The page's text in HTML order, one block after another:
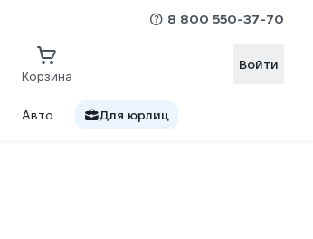
8 800 550-37-70
Корзина
Войти
Авто Для юрлиц